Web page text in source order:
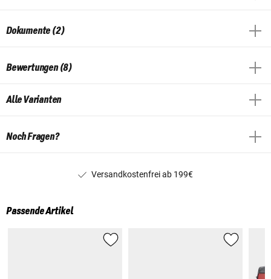
Dokumente (2)
Bewertungen (8)
Alle Varianten
Noch Fragen?
Versandkostenfrei ab 199€
Passende Artikel